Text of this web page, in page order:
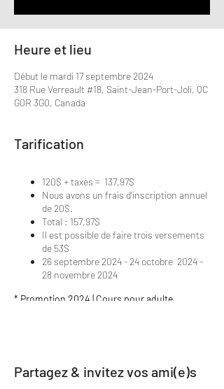
Heure et lieu
Début le mardi 17 septembre 2024
318 Rue Verreault #18, Saint-Jean-Port-Joli, QC
G0R 3G0, Canada
Tarification
120$ + taxes = 137,97$
Nous avons un frais d'inscription annuel
de 20$.
Total : 157,97$
Il est possible de faire trois versements
de 53$
26 septembre 2024 - 24 octobre 2024 -
28 novembre 2024
* Promotion 2024 | Cours pour adulte
Partagez & invitez vos ami(e)s